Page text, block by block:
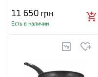
11 650грн
Есть в наличии